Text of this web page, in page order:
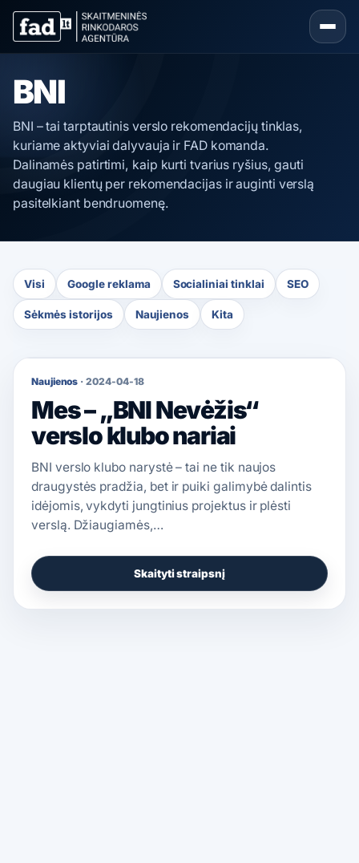
BNI
BNI – tai tarptautinis verslo rekomendacijų tinklas,
kuriame aktyviai dalyvauja ir FAD komanda.
Dalinamės patirtimi, kaip kurti tvarius ryšius, gauti
daugiau klientų per rekomendacijas ir auginti verslą
pasitelkiant bendruomenę.
Visi Google reklama Socialiniai tinklai SEO
Sėkmės istorijos Naujienos Kita
Naujienos · 2024-04-18
Mes – „BNI Nevėžis“
verslo klubo nariai
BNI verslo klubo narystė – tai ne tik naujos
draugystės pradžia, bet ir puiki galimybė dalintis
idėjomis, vykdyti jungtinius projektus ir plėsti
verslą. Džiaugiamės,…
Skaityti straipsnį